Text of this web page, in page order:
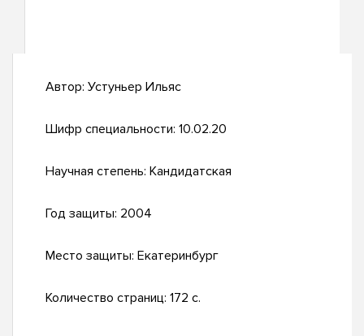
Автор: Устуньер Ильяс
Шифр специальности: 10.02.20
Научная степень: Кандидатская
Год защиты: 2004
Место защиты: Екатеринбург
Количество страниц: 172 с.